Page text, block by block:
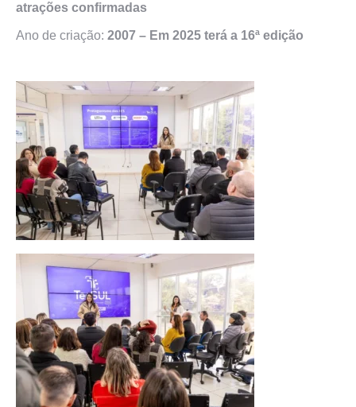
atrações confirmadas
Ano de criação: 2007 – Em 2025 terá a 16ª edição